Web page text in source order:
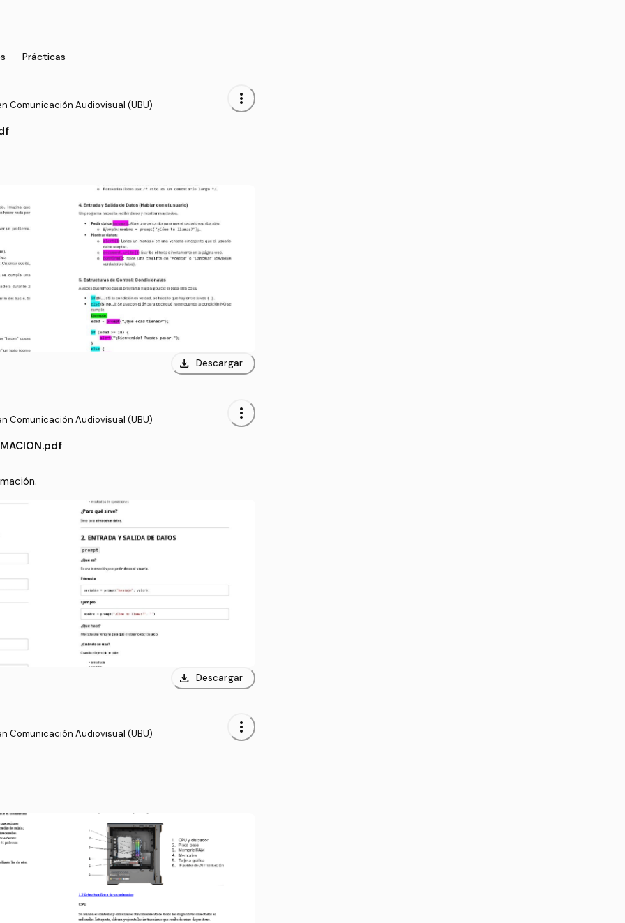
Prácticas
Comunicación Audiovisual (UBU) more_vert
download Descargar
Comunicación Audiovisual (UBU) more_vert
download Descargar
Comunicación Audiovisual (UBU) more_vert